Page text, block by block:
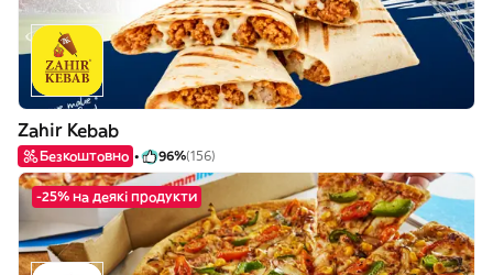
Zahir Kebab
Безкоштовно 96%(156)
-25% на деякі продукти